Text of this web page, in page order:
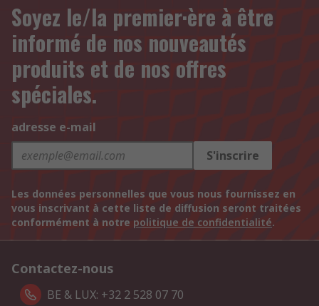
Soyez le/la premier·ère à être
informé de nos nouveautés
produits et de nos offres
spéciales.
adresse e-mail
S'inscrire
Les données personnelles que vous nous fournissez en
vous inscrivant à cette liste de diffusion seront traitées
conformément à notre politique de confidentialité.
Contactez-nous
BE & LUX: +32 2 528 07 70